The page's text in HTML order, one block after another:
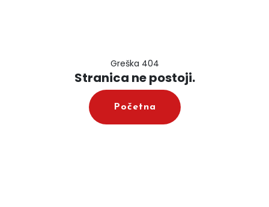
Greška 404
Stranica ne postoji.
Početna